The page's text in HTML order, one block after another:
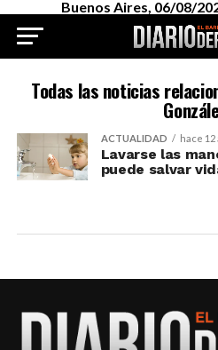
Buenos Aires, 06/08/
Todas las noticias
ACTUALIDAD hace 12
Lavarse las
puede salvar